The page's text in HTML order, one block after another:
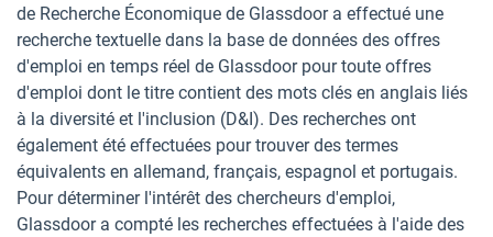
de Recherche Économique de Glassdoor a effectué une
recherche textuelle dans la base de données des offres
d'emploi en temps réel de Glassdoor pour toute offres
d'emploi dont le titre contient des mots clés en anglais liés
à la diversité et l'inclusion (D&I). Des recherches ont
également été effectuées pour trouver des termes
équivalents en allemand, français, espagnol et portugais.
Pour déterminer l'intérêt des chercheurs d'emploi,
Glassdoor a compté les recherches effectuées à l'aide des